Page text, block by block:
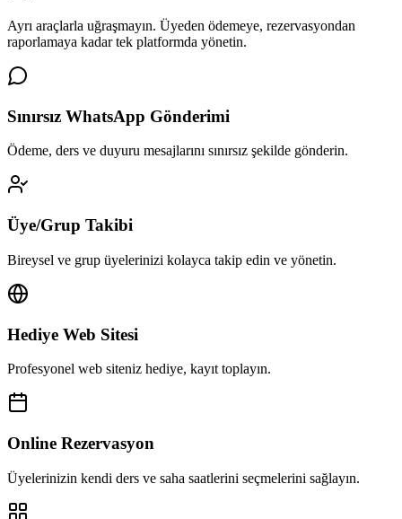
Ayrı araçlarla uğraşmayın. Üyeden ödemeye, rezervasyondan
raporlamaya kadar tek platformda yönetin.
Sınırsız WhatsApp Gönderimi
Ödeme, ders ve duyuru mesajlarını sınırsız şekilde gönderin.
Üye/Grup Takibi
Bireysel ve grup üyelerinizi kolayca takip edin ve yönetin.
Hediye Web Sitesi
Profesyonel web siteniz hediye, kayıt toplayın.
Online Rezervasyon
Üyelerinizin kendi ders ve saha saatlerini seçmelerini sağlayın.